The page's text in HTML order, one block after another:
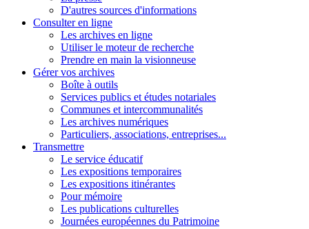
D'autres sources d'informations
Consulter en ligne
Les archives en ligne
Utiliser le moteur de recherche
Prendre en main la visionneuse
Gérer vos archives
Boîte à outils
Services publics et études notariales
Communes et intercommunalités
Les archives numériques
Particuliers, associations, entreprises...
Transmettre
Le service éducatif
Les expositions temporaires
Les expositions itinérantes
Pour mémoire
Les publications culturelles
Journées européennes du Patrimoine